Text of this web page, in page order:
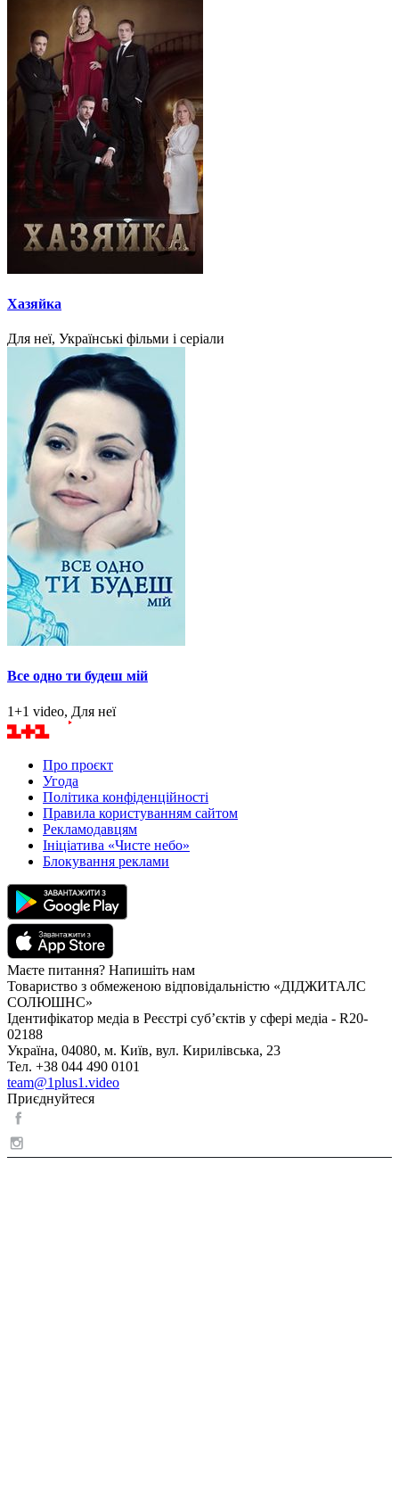
Хазяйка
Для неї, Українські фільми і серіали
Все одно ти будеш мій
1+1 video, Для неї
Про проєкт
Угода
Політика конфіденційності
Правила користуванням сайтом
Рекламодавцям
Ініціатива «Чисте небо»
Блокування реклами
Маєте питання? Напишіть нам
Товариство з обмеженою відповідальністю «ДІДЖИТАЛС
СОЛЮШНС»
Ідентифікатор медіа в Реєстрі суб’єктів у сфері медіа - R20-
02188
Україна, 04080, м. Київ, вул. Кирилівська, 23
Тел. +38 044 490 0101
team@1plus1.video
Приєднуйтеся